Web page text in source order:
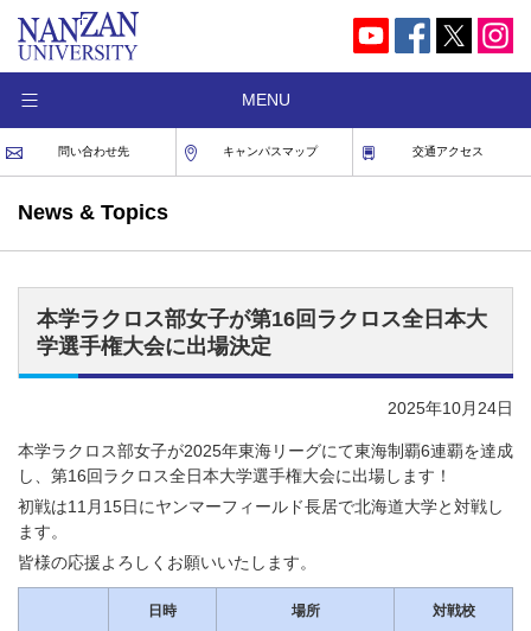
MENU
問い合わせ先 キャンパスマップ 交通アクセス
News & Topics
本学ラクロス部女子が第16回ラクロス全日本大
学選手権大会に出場決定
2025年10月24日
本学ラクロス部女子が2025年東海リーグにて東海制覇6連覇を達成
し、第16回ラクロス全日本大学選手権大会に出場します！
初戦は11月15日にヤンマーフィールド長居で北海道大学と対戦し
ます。
皆様の応援よろしくお願いいたします。
日時 場所 対戦校